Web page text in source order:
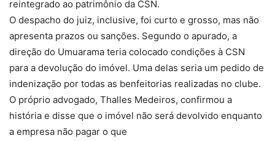
reintegrado ao patrimônio da CSN.
O despacho do juiz, inclusive, foi curto e grosso, mas não
apresenta prazos ou sanções. Segundo o apurado, a
direção do Umuarama teria colocado condições à CSN
para a devolução do imóvel. Uma delas seria um pedido de
indenização por todas as benfeitorias realizadas no clube.
O próprio advogado, Thalles Medeiros, confirmou a
história e disse que o imóvel não será devolvido enquanto
a empresa não pagar o que